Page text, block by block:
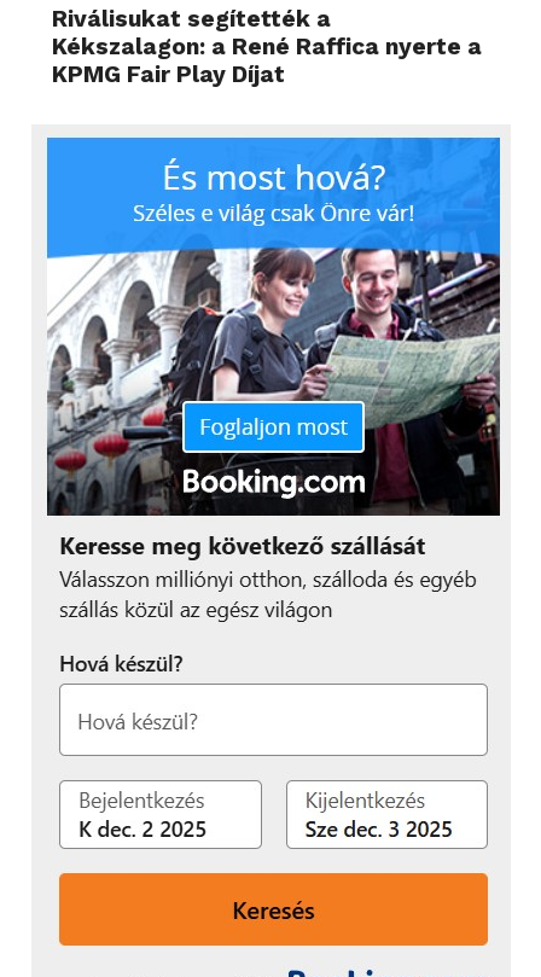
Riválisukat segítették a
Kékszalagon: a René Raffica nyerte a
KPMG Fair Play Díjat